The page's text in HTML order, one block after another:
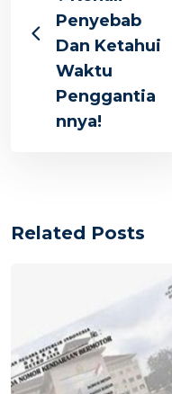
Penyebab
Dan Ketahui
Waktu
Penggantia
nnya!
Related Posts